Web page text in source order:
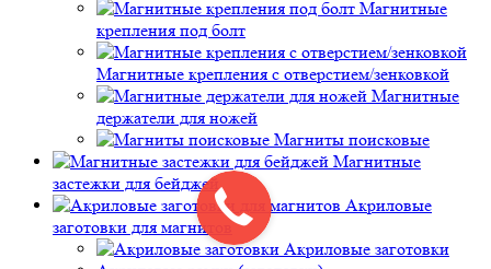
Магнитные
крепления под болт
Магнитные крепления с отверстием/зенковкой
Магнитные
держатели для ножей
Магниты поисковые
Магнитные
застежки для бейджей
Акриловые
заготовки для магнитов
Акриловые заготовки